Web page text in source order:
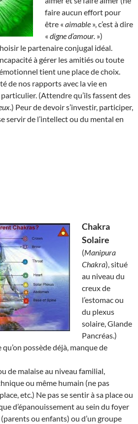
faire aucun effort pour
être « aimable », c’est à dire
« digne d’amour. »)
le partenaire conjugal idéal.
à gérer les amitiés ou toute
tient une place de choix.
de nos rapports avec la vie en
(Attendre qu’ils fassent des
.) Peur de devoir s’investir, participer,
servir de l’intellect ou du mental en
Chakra
Solaire
(Manipura
Chakra), situé
au niveau du
creux de
l’estomac ou
du plexus
solaire, Glande
Pancréas.)
possède déjà, manque de
de malaise au niveau familial,
ou même humain (ne pas
etc.) Ne pas se sentir à sa place ou
d’épanouissement au sein du foyer
ou enfants) ou d’un groupe